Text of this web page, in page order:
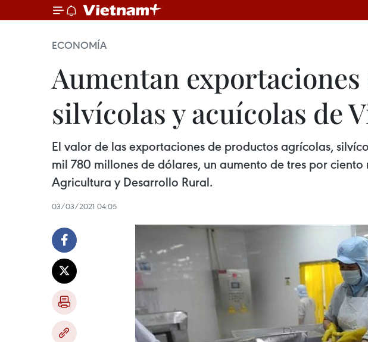
ECONOMÍA
Aumentan
silvícolas y acuícolas de
El valor de las exportaciones de productos agrícolas,
mil 780 millones de dólares, un aumento de tres por
Agricultura y Desarrollo Rural.
03/03/2021 04:05